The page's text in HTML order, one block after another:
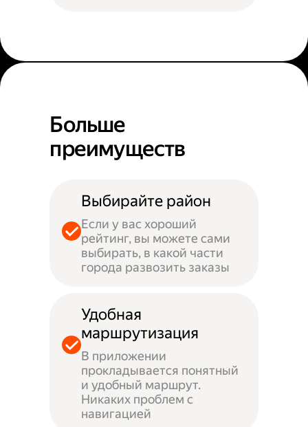
Больше
преимуществ
Выбирайте район
Если у вас хороший
рейтинг, вы можете сами
выбирать, в какой части
города развозить заказы
Удобная
маршрутизация
В приложении
прокладывается понятный
и удобный маршрут.
Никаких проблем с
навигацией